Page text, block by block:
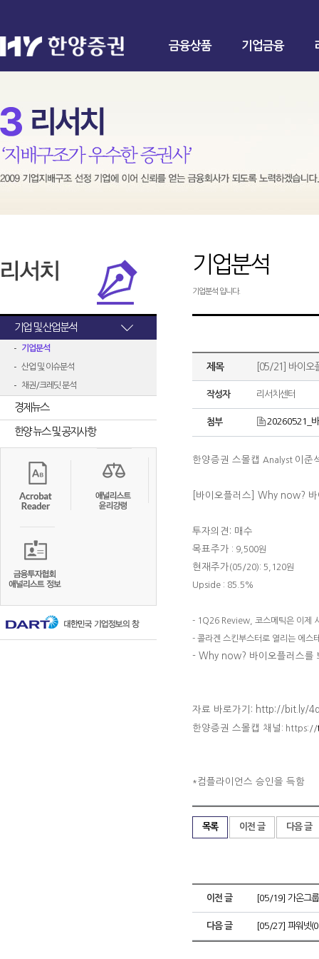
금융상품 기업금융
기업 및 산업분석
기업분석
산업 및 이슈분석
채권/크레딧 분석
경제뉴스
한양 뉴스 및 공지사항
기업분석
기업분석 입니다.
제목 [05/21] 바이오
작성자 리서치센터
첨부 20260521_
한양증권 스몰캡 Analyst 이준
[바이오플러스] Why now?
투자의견: 매수
목표주가 : 9,500원
현재주가(05/20): 5,120원
Upside : 85.5%
- 1Q26 Review, 코스메틱은 이제
- 콜라겐 스킨부스터로 열리는 에스
- Why now? 바이오플러스를
자료 바로가기: http://bit.ly/
한양증권 스몰캡 채널 : https://
*컴플라이언스 승인을 득함
목록 이전 글 다음 글
이전 글 [05/19] 가온그
다음 글 [05/27] 파워넷